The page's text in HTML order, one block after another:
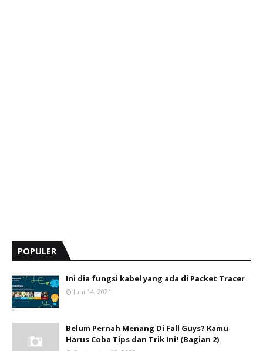
POPULER
Ini dia fungsi kabel yang ada di Packet Tracer
Juni 14, 2021
Belum Pernah Menang Di Fall Guys? Kamu
Harus Coba Tips dan Trik Ini! (Bagian 2)